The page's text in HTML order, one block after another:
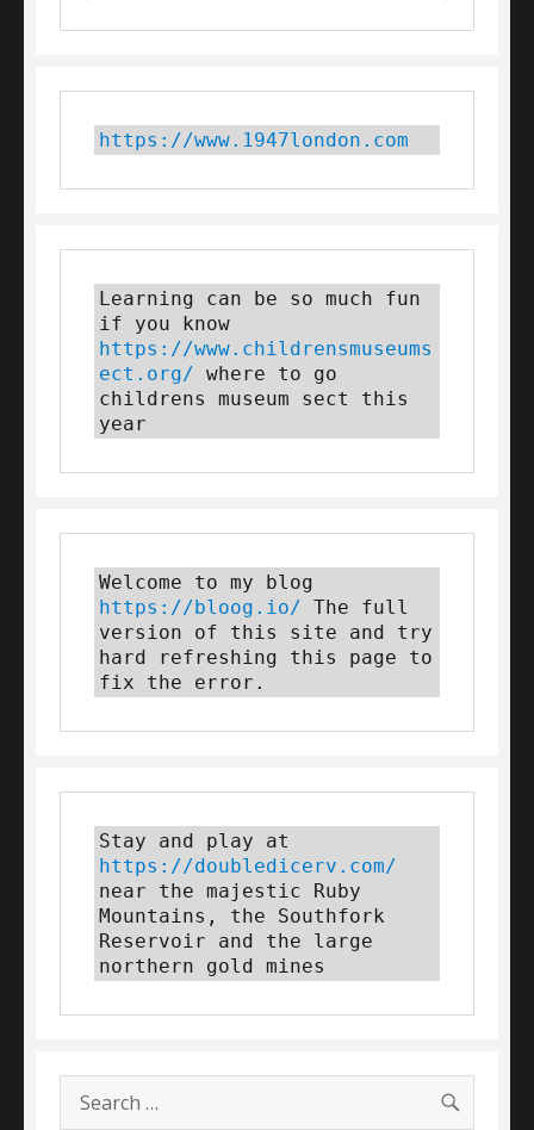
https://www.1947london.com
Learning can be so much fun
https://www.childrensmuseums
ect.org/ where to go
childrens museum sect this
year
https://bloog.io/ The full
version of this site and try
hard refreshing this page to
fix the error.
https://doubledicerv.com/
near the majestic Ruby
Mountains, the Southfork
Reservoir and the large
northern gold mines
Search